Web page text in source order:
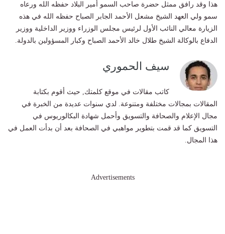
هذا وقد رافق ممثل حضرة صاحب السمو أمير البلاد حفظه الله ورعاه
سمو ولي العهد الشيخ مشعل الأحمد الجابر الصباح حفظه الله في هذه
الزيارة معالي النائب الأول لرئيس مجلس الوزراء ووزير الداخلية ووزير
الدفاع بالوكالة الشيخ طلال خالد الأحمد الصباح وكبار المسؤولين بالدولة.
سيف الحموري
كاتب مقالات في موقع كلمتك, حيث أقوم بكتابة
المقالات بمجالات مختلفة ومتنوعة. لدي سنوات عديدة من الخبرة في
مجال الإعلام والصحافة والتسويق وأحمل شهادة البكالوريوس في
التسويق كما قد قمت بتطوير مواهبي في الصحافة بعد أن بدأت العمل في
هذا المجال.
Advertisements